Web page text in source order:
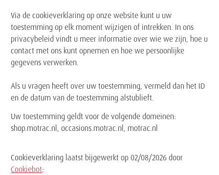
Via de cookieverklaring op onze website kunt u uw
toestemming op elk moment wijzigen of intrekken. In ons
privacybeleid vindt u meer informatie over wie we zijn, hoe u
contact met ons kunt opnemen en hoe we persoonlijke
gegevens verwerken.
Als u vragen heeft over uw toestemming, vermeld dan het ID
en de datum van de toestemming alstublieft.
Uw toestemming geldt voor de volgende domeinen:
shop.motrac.nl, occasions.motrac.nl, motrac.nl
Cookieverklaring laatst bijgewerkt op 02/08/2026 door
Cookiebot: